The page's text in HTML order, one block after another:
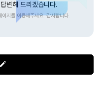
변해 드리겠습니다.
지를 이용해주세요. 감사합니다.